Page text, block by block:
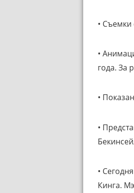
• Съемки
•
года. За
•
•
•
Кинга.